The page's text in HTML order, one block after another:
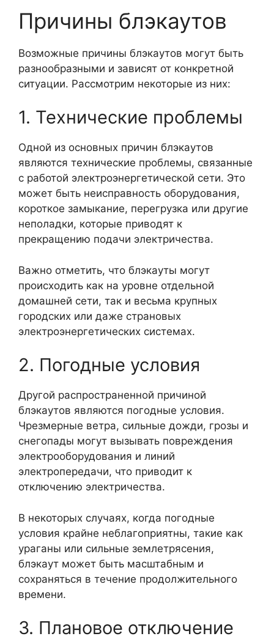
Причины блэкаутов
Возможные причины блэкаутов могут быть
разнообразными и зависят от конкретной
ситуации. Рассмотрим некоторые из них:
1. Технические проблемы
Одной из основных причин блэкаутов
являются технические проблемы, связанные
с работой электроэнергетической сети. Это
может быть неисправность оборудования,
короткое замыкание, перегрузка или другие
неполадки, которые приводят к
прекращению подачи электричества.
Важно отметить, что блэкауты могут
происходить как на уровне отдельной
домашней сети, так и весьма крупных
городских или даже страновых
электроэнергетических системах.
2. Погодные условия
Другой распространенной причиной
блэкаутов являются погодные условия.
Чрезмерные ветра, сильные дожди, грозы и
снегопады могут вызывать повреждения
электрооборудования и линий
электропередачи, что приводит к
отключению электричества.
В некоторых случаях, когда погодные
условия крайне неблагоприятны, такие как
ураганы или сильные землетрясения,
блэкаут может быть масштабным и
сохраняться в течение продолжительного
времени.
3. Плановое отключение